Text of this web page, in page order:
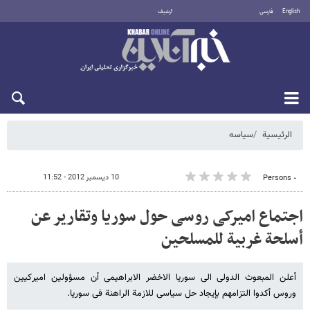
English فارسی أرشيف
الرئيسية سیاسه
٠ Persons 10 ديسمبر 2012 - 11:52
اجتماع امیرکی روسی حول سوریا وتقاریر عن
أسلحة غربیة للمسلحین
أعلن المبعوث الدولی الى سوریا الاخضر الابراهیمی أن مسؤولین امیرکیین
وروس أکدوا التزامهم بإیجاد حل سیاسی للازمة الراهنة فی سوریا.